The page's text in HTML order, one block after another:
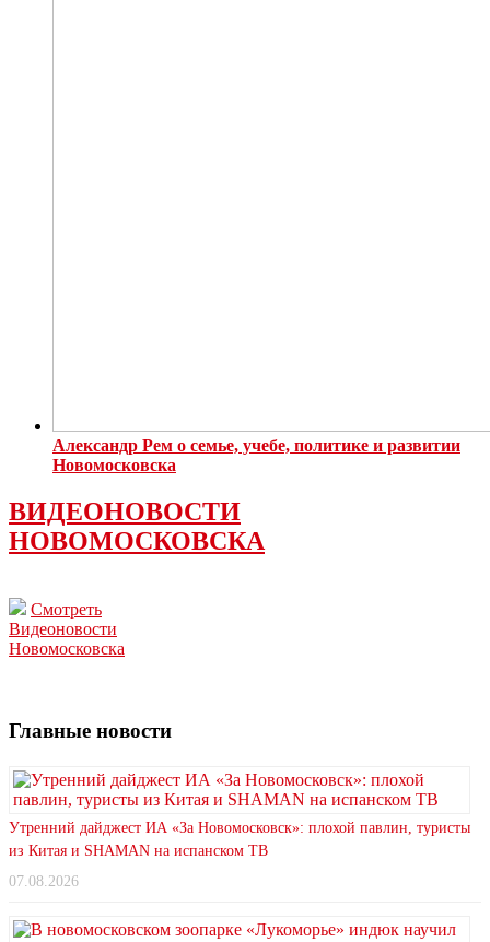
Александр Рем о семье, учебе, политике и развитии
Новомосковска
ВИДЕОНОВОСТИ
НОВОМОСКОВСКА
Смотреть
Видеоновости
Новомосковска
Главные новости
Утренний дайджест ИА «За Новомосковск»: плохой павлин, туристы
из Китая и SHAMAN на испанском ТВ
07.08.2026